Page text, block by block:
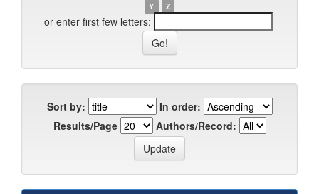
Y
Z
or enter first few letters:
Sort by:
In order:
Results/Page
Authors/Record: